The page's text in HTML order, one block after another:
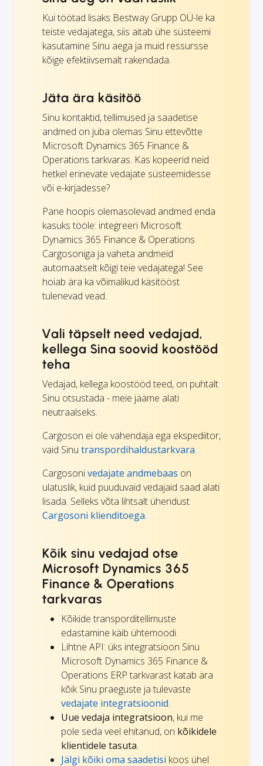
Kui töötad lisaks Bestway Grupp OÜ-le ka
teiste vedajatega, siis aitab ühe süsteemi
kasutamine Sinu aega ja muid ressursse
kõige efektiivsemalt rakendada.
Jäta ära käsitöö
Sinu kontaktid, tellimused ja saadetise
andmed on juba olemas Sinu ettevõtte
Microsoft Dynamics 365 Finance &
Operations tarkvaras. Kas kopeerid neid
hetkel erinevate vedajate süsteemidesse
või e-kirjadesse?
Pane hoopis olemasolevad andmed enda
kasuks tööle: integreeri Microsoft
Dynamics 365 Finance & Operations
Cargosoniga ja vaheta andmeid
automaatselt kõigi teie vedajatega! See
hoiab ära ka võimalikud käsitööst
tulenevad vead.
Vali täpselt need vedajad,
kellega Sina soovid koostööd
teha
Vedajad, kellega koostööd teed, on puhtalt
Sinu otsustada - meie jääme alati
neutraalseks.
Cargoson ei ole vahendaja ega ekspediitor,
vaid Sinu transpordihaldustarkvara.
Cargosonivedajate andmebaas on
ulatuslik, kuid puuduvaid vedajaid saad alati
lisada. Selleks võta lihtsalt ühendust
Cargosoni klienditoega.
Kõik sinu vedajad otse
Microsoft Dynamics 365
Finance & Operations
tarkvaras
Kõikide transporditellimuste
edastamine käib ühtemoodi.
Lihtne API: üks integratsioon Sinu
Microsoft Dynamics 365 Finance &
Operations ERP tarkvarast katab ära
kõik Sinu praeguste ja tulevaste
vedajate integratsioonid.
Uue vedaja integratsioon, kui me
pole seda veel ehitanud, on kõikidele
klientidele tasuta.
Jälgi kõiki oma saadetisi koos ühel